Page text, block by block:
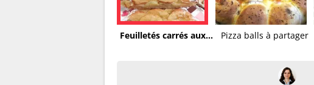
Feuilletés carrés aux... Pizza balls à partager